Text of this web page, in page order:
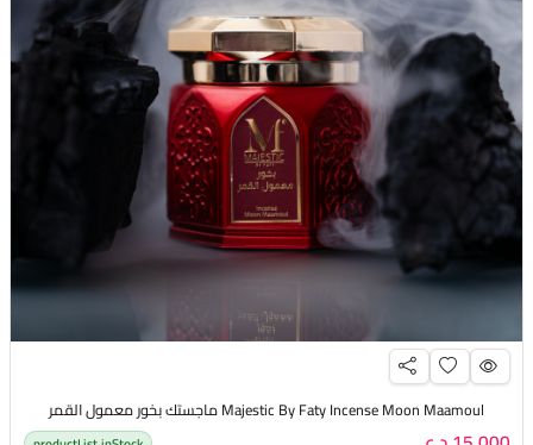
Majestic By Faty Incense Moon Maamoul ماجستك بخور معمول القمر